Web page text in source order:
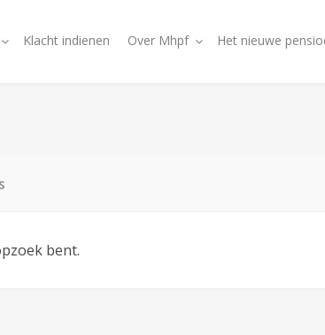
Klacht indienen Over Mhpf Het nieuwe
bent.